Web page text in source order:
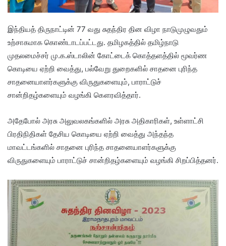
இந்தியத் திருநாட்டின் 77 வது சுதந்திர தின விழா நாடுமுழுவதும்
உற்சாகமாக கொண்டாடப்பட்டது. தமிழகத்தில் தமிழ்நாடு
முதலமைச்சர் மு.க.ஸ்டாலின் கோட்டைக் கொத்தளத்தில் மூவர்ண
கொடியை ஏற்றி வைத்து, பல்வேறு துறைகளில் சாதனை புரிந்த
சாதனையாளர்களுக்கு விருதுகளையும், பாராட்டுச்
சான்றிதழ்களையும் வழங்கி கௌரவித்தார்.
அதேபோல் அரசு அலுவலகங்களில் அரசு அதிகாரிகள், உள்ளாட்சி
பிரதிநிதிகள் தேசிய கொடியை ஏற்றி வைத்து அந்தந்த
மாவட்டங்களில் சாதனை புரிந்த சாதனையாளர்களுக்கு
விருதுகளையும் பாராட்டுச் சான்றிதழ்களையும் வழங்கி சிறப்பித்தனர்.